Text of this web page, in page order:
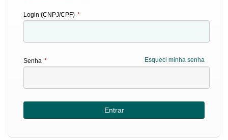
Login (CNPJ/CPF) *
Esqueci minha senha
Senha *